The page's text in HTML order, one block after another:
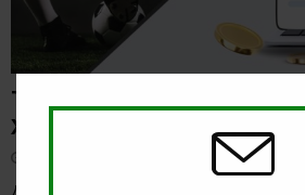
ТИП НА ДЕНОТ (05.08.2026,
ХАФНАРФЈАРДАР –
Денес нема солидна понуда за